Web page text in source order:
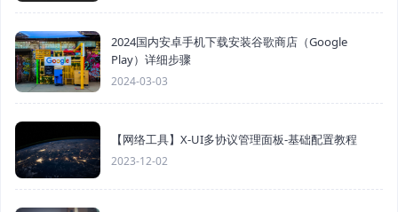
2024国内安卓手机下载安装谷歌商店（Google
Play）详细步骤
2024-03-03
【网络工具】X-UI多协议管理面板-基础配置教程
2023-12-02